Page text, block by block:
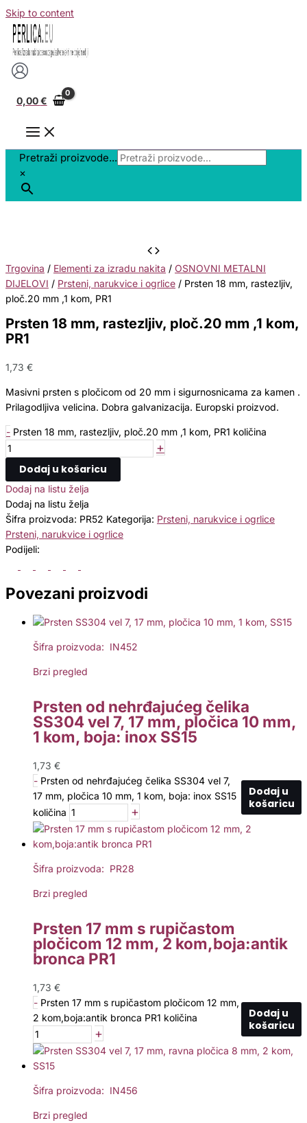
Skip to content
0,00€
Pretraži proizvode...
×
Trgovina / Elementi za izradu nakita / OSNOVNI METALNI
DIJELOVI / Prsteni, narukvice i ogrlice / Prsten 18 mm, rastezljiv,
ploč.20 mm ,1 kom, PR1
Prsten 18 mm, rastezljiv, ploč.20 mm ,1 kom,
PR1
1,73 €
Masivni prsten s pločicom od 20 mm i sigurnosnicama za kamen .
Prilagodljiva velicina. Dobra galvanizacija. Europski proizvod.
- Prsten 18 mm, rastezljiv, ploč.20 mm ,1 kom, PR1 količina
+
Dodaj u košaricu
Dodaj na listu želja
Dodaj na listu želja
Šifra proizvoda: PR52 Kategorija: Prsteni, narukvice i ogrlice
Prsteni, narukvice i ogrlice
Podijeli:
Povezani proizvodi
Šifra proizvoda: IN452
Brzi pregled
Prsten od nehrđajućeg čelika
SS304 vel 7, 17 mm, pločica 10 mm,
1 kom, boja: inox SS15
1,73 €
- Prsten od nehrđajućeg čelika SS304 vel 7,
17 mm, pločica 10 mm, 1 kom, boja: inox SS15
količina
+
Dodaj u
košaricu
Šifra proizvoda: PR28
Brzi pregled
Prsten 17 mm s rupičastom
pločicom 12 mm, 2 kom,boja:antik
bronca PR1
1,73 €
- Prsten 17 mm s rupičastom pločicom 12 mm,
2 kom,boja:antik bronca PR1 količina
+
Dodaj u
košaricu
Šifra proizvoda: IN456
Brzi pregled